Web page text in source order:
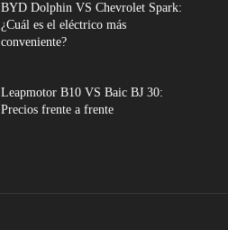
BYD Dolphin VS Chevrolet Spark:
¿Cuál es el eléctrico más
conveniente?
Leapmotor B10 VS Baic BJ 30:
Precios frente a frente